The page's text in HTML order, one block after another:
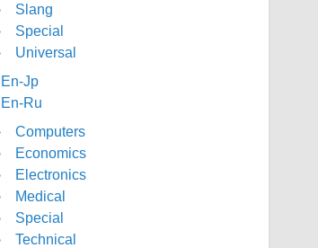
Slang
Special
Universal
En-Jp
En-Ru
Computers
Economics
Electronics
Medical
Special
Technical